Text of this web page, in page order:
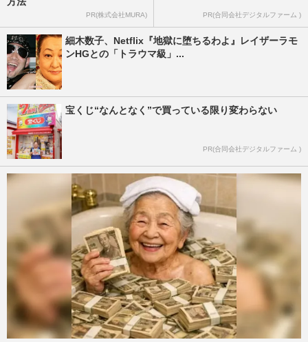
PR(株式会社MURA) PR(合同会社デジタルファーム )
細木数子、Netflix『地獄に堕ちるわよ』レイザーラモ
ンHGとの「トラウマ級」...
宝くじ“なんとなく”で買っている限り変わらない
PR(合同会社デジタルファーム )